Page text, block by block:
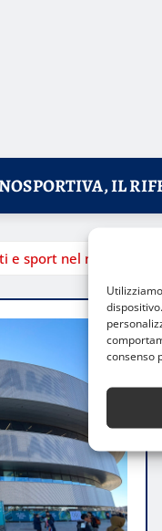
consenso
IL
e sport nel nuovo polo